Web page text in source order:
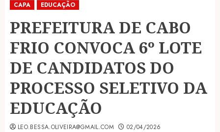
CAPA EDUCAÇÃO
PREFEITURA DE CABO
FRIO CONVOCA 6º LOTE
DE CANDIDATOS DO
PROCESSO SELETIVO DA
EDUCAÇÃO
LEO.BESSA.OLIVEIRA@GMAIL.COM 02/04/2026